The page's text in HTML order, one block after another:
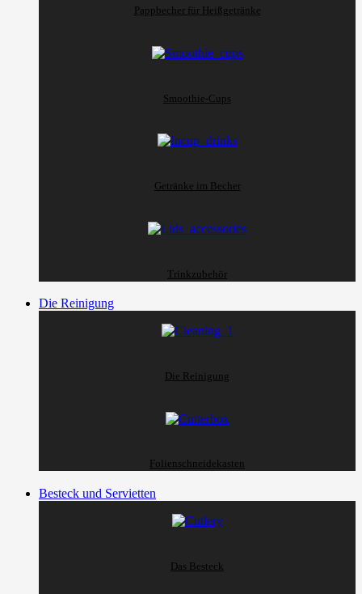
Pappbecher für Heißgetränke
Smoothie-Cups
Getränke im Becher
Trinkzubehör
Die Reinigung
Die Reinigung
Folienschneidekasten
Besteck und Servietten
Das Besteck